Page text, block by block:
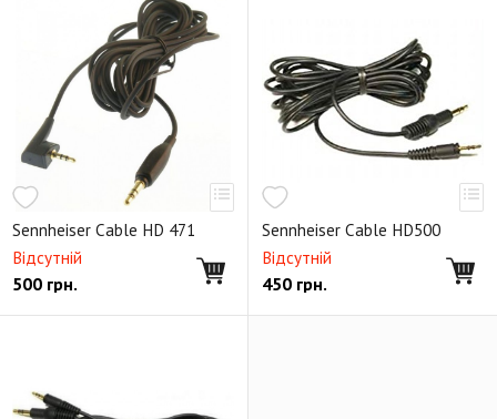
Sennheiser Cable HD 471
Відсутній
500 грн.
Sennheiser Cable HD500
Відсутній
450 грн.